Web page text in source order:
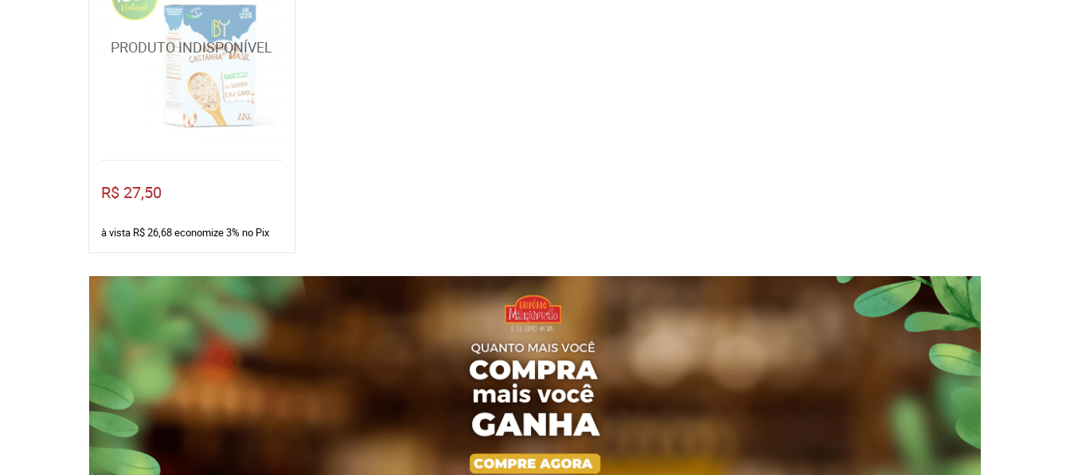
R$ 27,50
à vista R$ 26,68economize3% no Pix